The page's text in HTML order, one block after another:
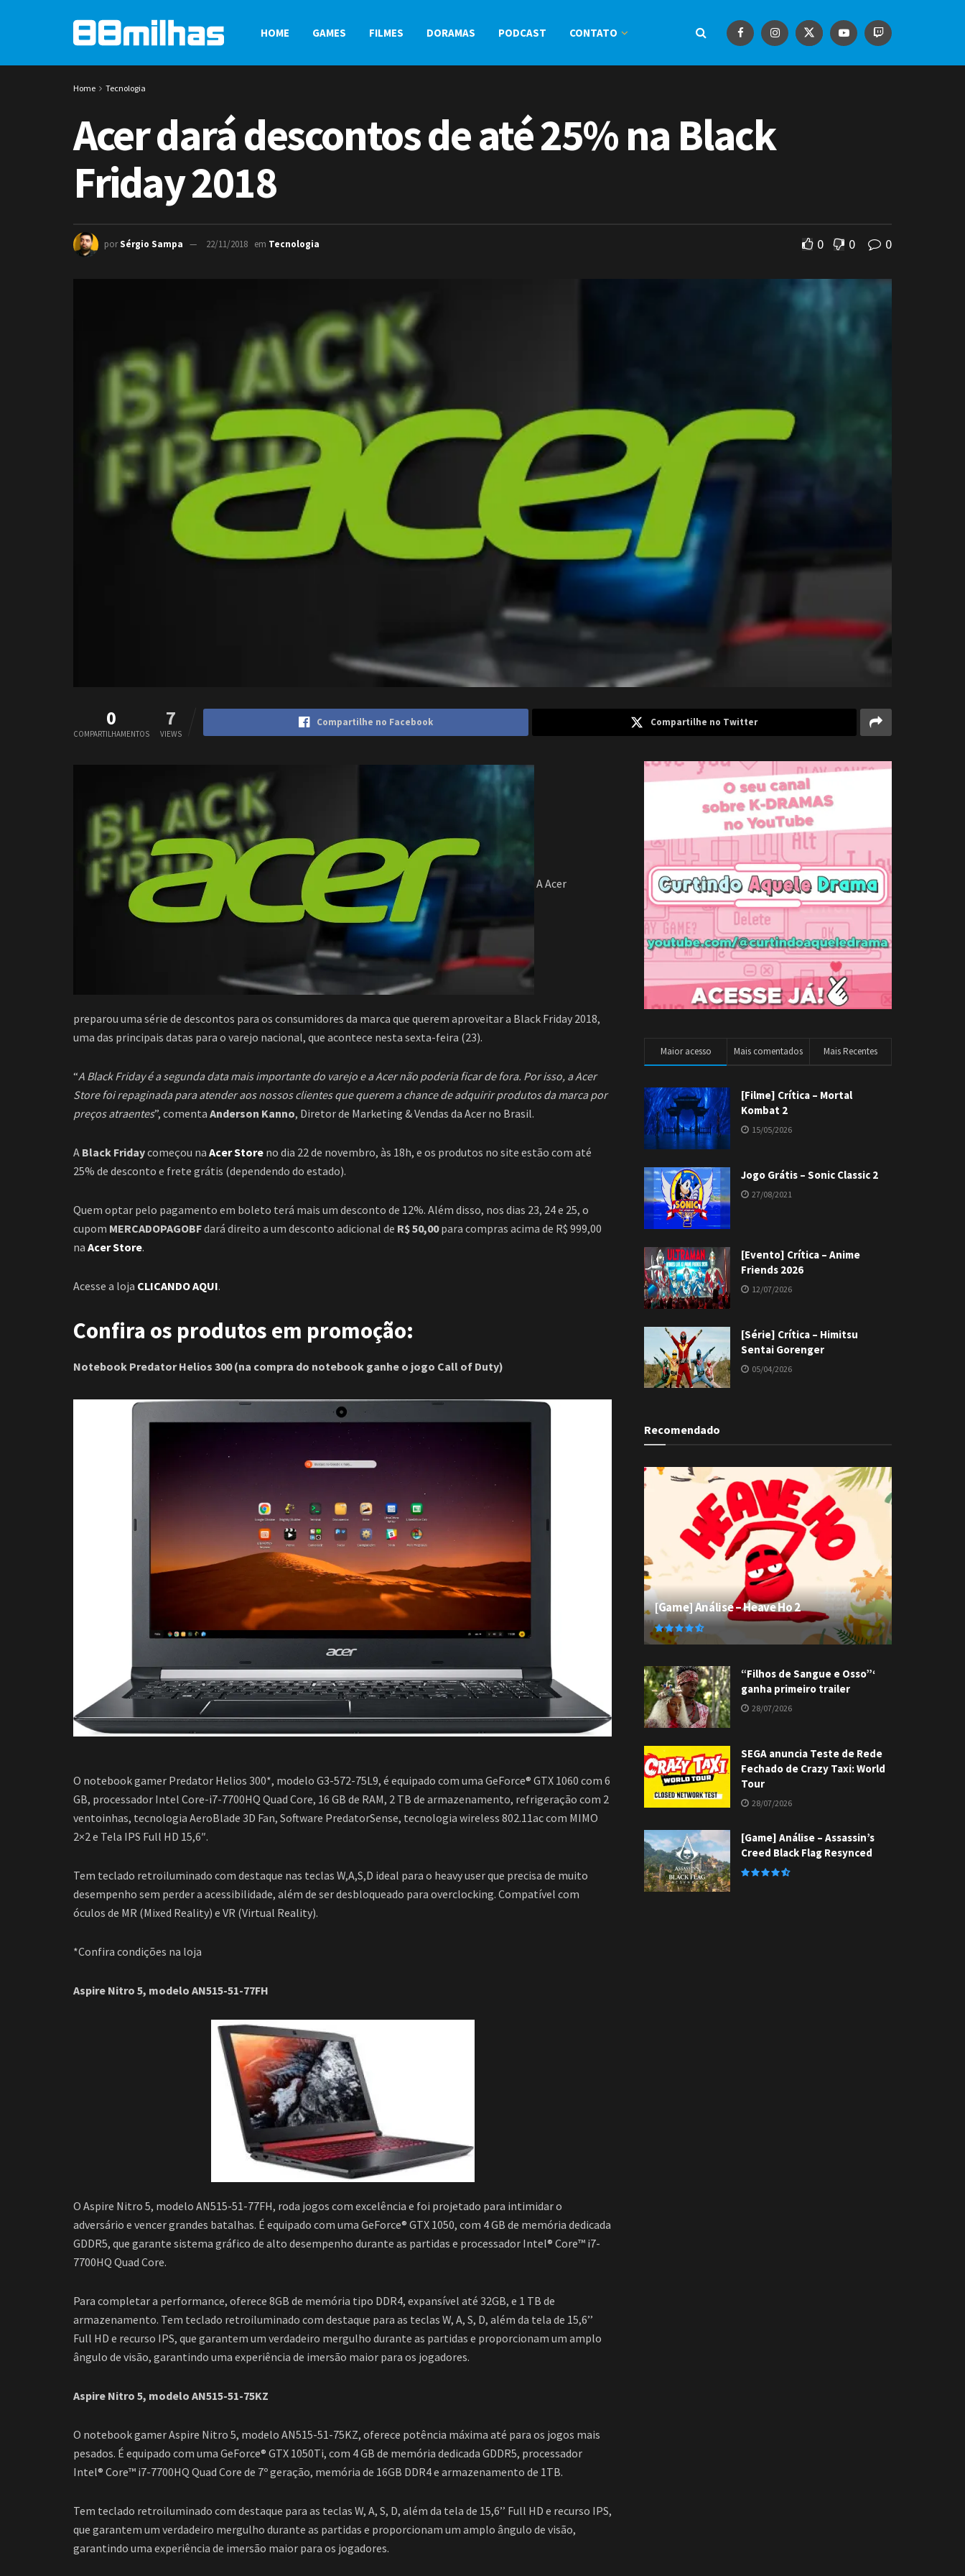
HOME GAMES FILMES DORAMAS PODCAST CONTATO
Home Tecnologia
Acer dará descontos de até 25% na Black
Friday 2018
porSérgio Sampa 22/11/2018 em Tecnologia 0 0 0
0
COMPARTILHAMENTOS
7
VIEWS
Compartilhe no Facebook Compartilhe no Twitter
A Acer
preparou uma série de descontos para os consumidores da marca que querem aproveitar a Black Friday 2018,
uma das principais datas para o varejo nacional, que acontece nesta sexta-feira (23).
“A Black Friday é a segunda data mais importante do varejo e a Acer não poderia ficar de fora. Por isso, a Acer
Store foi repaginada para atender aos nossos clientes que querem a chance de adquirir produtos da marca por
preços atraentes”, comenta Anderson Kanno, Diretor de Marketing & Vendas da Acer no Brasil.
A Black Fridaycomeçou na Acer Store no dia 22 de novembro, às 18h, e os produtos no site estão com até
25% de desconto e frete grátis (dependendo do estado).
Quem optar pelo pagamento em boleto terá mais um desconto de 12%. Além disso, nos dias 23, 24 e 25, o
cupom MERCADOPAGOBFdará direito a um desconto adicional de R$ 50,00para compras acima de R$ 999,00
na Acer Store.
Acesse a loja CLICANDO AQUI.
Confira os produtos em promoção:
Notebook Predator Helios 300 (na compra do notebook ganhe o jogo Call of Duty)
O notebook gamer Predator Helios 300*, modelo G3-572-75L9, é equipado com uma GeForce® GTX 1060 com 6
GB, processador Intel Core-i7-7700HQ Quad Core, 16 GB de RAM, 2 TB de armazenamento, refrigeração com 2
ventoinhas, tecnologia AeroBlade 3D Fan, Software PredatorSense, tecnologia wireless 802.11ac com MIMO
2×2 e Tela IPS Full HD 15,6″.
Tem teclado retroiluminado com destaque nas teclas W,A,S,D ideal para o heavy user que precisa de muito
desempenho sem perder a acessibilidade, além de ser desbloqueado para overclocking. Compatível com
óculos de MR (Mixed Reality) e VR (Virtual Reality).
*Confira condições na loja
Aspire Nitro 5, modelo AN515-51-77FH
O Aspire Nitro 5, modelo AN515-51-77FH, roda jogos com excelência e foi projetado para intimidar o
adversário e vencer grandes batalhas. É equipado com uma GeForce® GTX 1050, com 4 GB de memória dedicada
GDDR5, que garante sistema gráfico de alto desempenho durante as partidas e processador Intel® Core™ i7-
7700HQ Quad Core.
Para completar a performance, oferece 8GB de memória tipo DDR4, expansível até 32GB, e 1 TB de
armazenamento. Tem teclado retroiluminado com destaque para as teclas W, A, S, D, além da tela de 15,6’’
Full HD e recurso IPS, que garantem um verdadeiro mergulho durante as partidas e proporcionam um amplo
ângulo de visão, garantindo uma experiência de imersão maior para os jogadores.
Aspire Nitro 5, modelo AN515-51-75KZ
O notebook gamer Aspire Nitro 5, modelo AN515-51-75KZ, oferece potência máxima até para os jogos mais
pesados. É equipado com uma GeForce® GTX 1050Ti, com 4 GB de memória dedicada GDDR5, processador
Intel® Core™ i7-7700HQ Quad Core de 7º geração, memória de 16GB DDR4 e armazenamento de 1TB.
Tem teclado retroiluminado com destaque para as teclas W, A, S, D, além da tela de 15,6’’ Full HD e recurso IPS,
que garantem um verdadeiro mergulho durante as partidas e proporcionam um amplo ângulo de visão,
garantindo uma experiência de imersão maior para os jogadores.
Maior acesso Mais comentados Mais Recentes
[Filme] Crítica – Mortal
Kombat 2
15/05/2026
Jogo Grátis – Sonic Classic 2
27/08/2021
[Evento] Crítica – Anime
Friends 2026
12/07/2026
[Série] Crítica – Himitsu
Sentai Gorenger
05/04/2026
Recomendado
[Game] Análise – Heave Ho 2
“Filhos de Sangue e Osso”‘
ganha primeiro trailer
28/07/2026
SEGA anuncia Teste de Rede
Fechado de Crazy Taxi: World
Tour
28/07/2026
[Game] Análise – Assassin’s
Creed Black Flag Resynced